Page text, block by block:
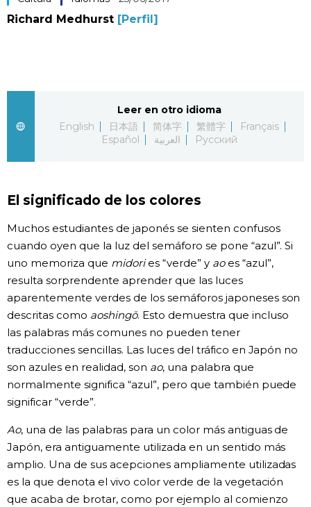
Vídeos e imágenes
En profundidad
Más
Datos de Japón
Fragmentos de Japón
Gente
Blog
Tokio
Avisos
official SNS
Richard Medhurst [Perfil]
Leer en otro idioma
English
日本語 简体字 繁體字
Français
Español
العربية Русский
El significado de los colores
Muchos estudiantes de japonés se sienten confusos
cuando oyen que la luz del semáforo se pone “azul”. Si
uno memoriza que midories “verde” y aoes “azul”,
resulta sorprendente aprender que las luces
aparentemente verdes de los semáforos japoneses son
descritas como aoshingō. Esto demuestra que incluso
las palabras más comunes no pueden tener
traducciones sencillas. Las luces del tráfico en Japón no
son azules en realidad, son ao, una palabra que
normalmente significa “azul”, pero que también puede
significar “verde”.
Ao, una de las palabras para un color más antiguas de
Japón, era antiguamente utilizada en un sentido más
amplio. Una de sus acepciones ampliamente utilizadas
es la que denota el vivo color verde de la vegetación
que acaba de brotar, como por ejemplo al comienzo